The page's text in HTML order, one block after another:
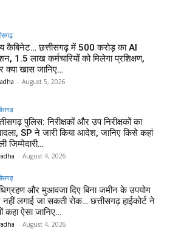
कैबिनेट… छत्तीसगढ़ में 500 करोड़ का AI
1.5 लाख कर्मचारियों को मिलेगा प्रशिक्षण,
क्या खास जानिए…
- August 5, 2026
पुलिस: निरीक्षकों और उप निरीक्षकों का
SP ने जारी किया आदेश, जानिए किसे कहां
जिम्मेदारी…
- August 4, 2026
और मुआवजा दिए बिना जमीन के उपयोग
नहीं लगाई जा सकती रोक… छत्तीसगढ़ हाईकोर्ट ने
कहा ऐसा जानिए…
- August 4, 2026